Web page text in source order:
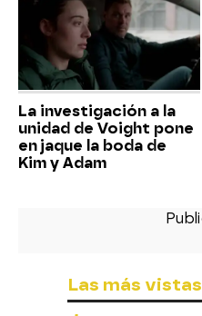
La investigación a la
unidad de Voight pone
en jaque la boda de
Kim y Adam
Las más vistas